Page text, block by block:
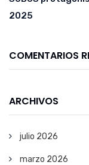
2025
COMENTARIOS
ARCHIVOS
julio 2026
marzo 2026